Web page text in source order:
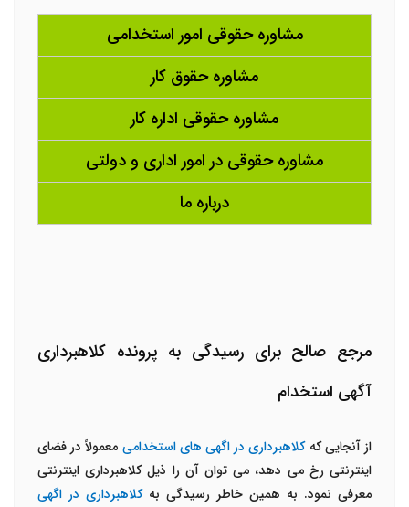
مشاوره حقوقی امور استخدامی
مشاوره حقوق کار
مشاوره حقوقی اداره کار
مشاوره حقوقی در امور اداری و دولتی
درباره ما
مرجع صالح برای رسیدگی به پرونده کلاهبرداری
آگهی استخدام
از آنجایی کهکلاهبرداری در اگهی های استخدامی معمولاً در فضای
اینترنتی رخ می دهد، می توان آن را ذیل کلاهبرداری اینترنتی
معرفی نمود. به همین خاطر رسیدگی بهکلاهبرداری در اگهی